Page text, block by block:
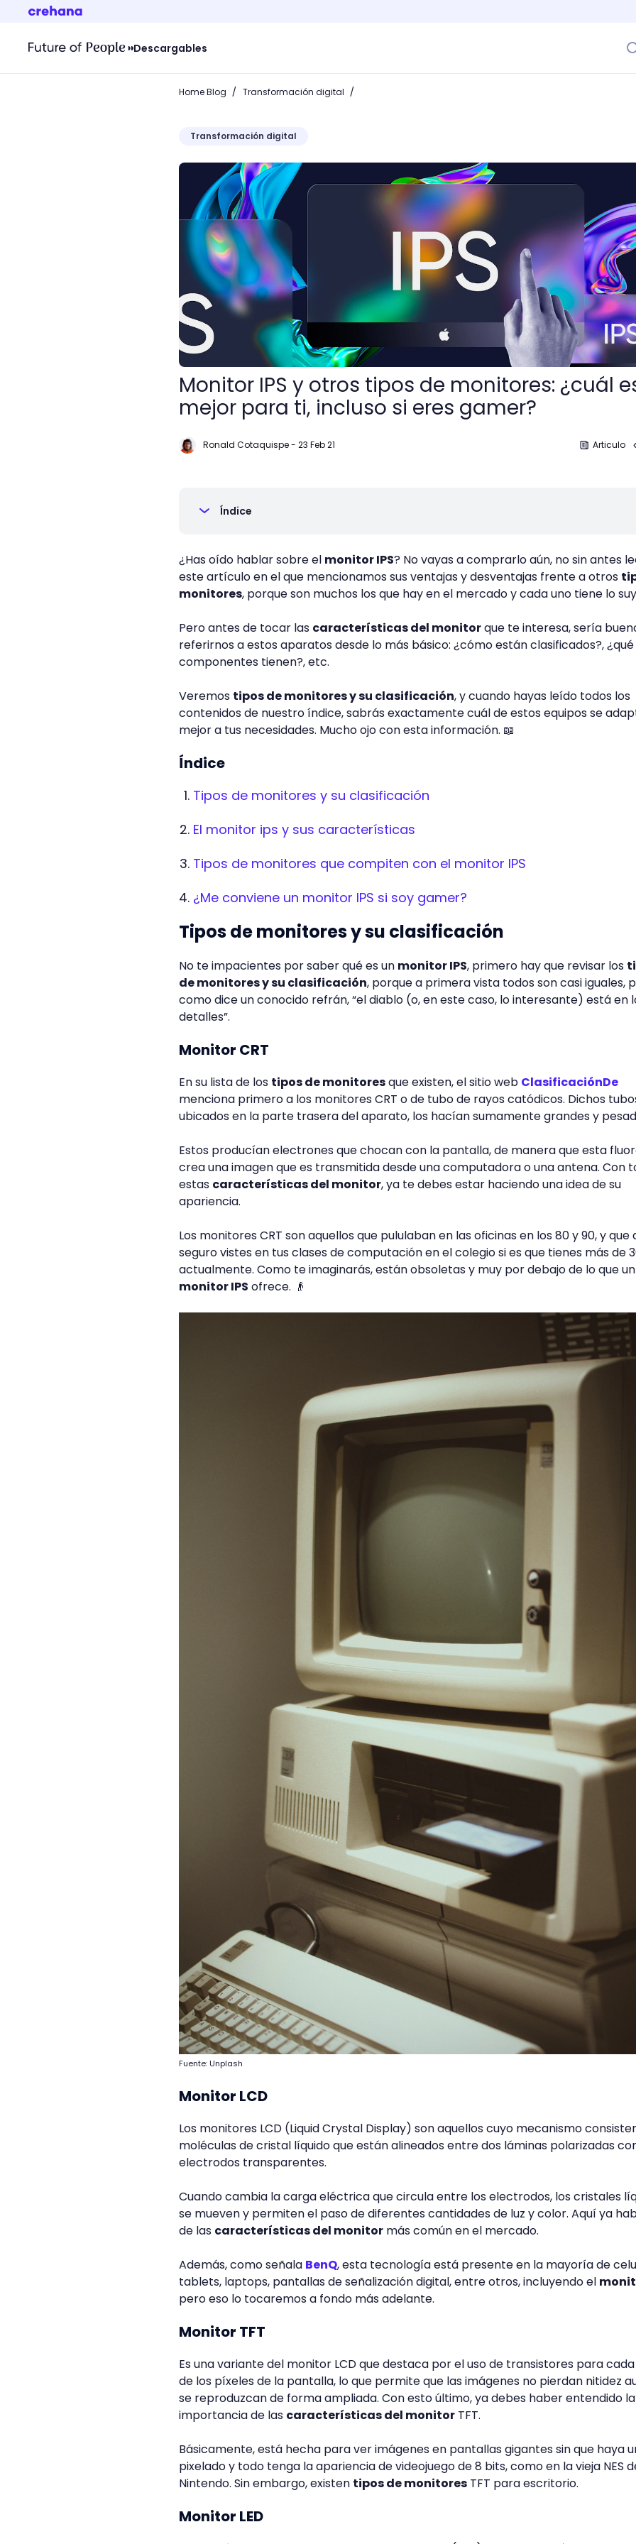
Descargables
Home Blog / Transformación digital /
Transformación digital
Monitor IPS y otros tipos de monitores: ¿cuál es el mejor para ti, incluso si eres
Monitor IPS y otros tipos de monitores: ¿cuál
mejor para ti, incluso si eres gamer?
Ronald Cotaquispe- 23 Feb 21 Articulo
Índice
¿Has oído hablar sobre el monitor IPS? No vayas a comprarlo aún, no sin antes
este artículo en el que mencionamos sus ventajas y desventajas frente a otros
monitores, porque son muchos los que hay en el mercado y cada uno tiene lo
Pero antes de tocar las características del monitorque te interesa, sería
referirnos a estos aparatos desde lo más básico: ¿cómo están clasificados?, ¿qué
componentes tienen?, etc.
Veremos tipos de monitores y su clasificación, y cuando hayas leído todos los
contenidos de nuestro índice, sabrás exactamente cuál de estos equipos se
mejor a tus necesidades. Mucho ojo con esta información. 📖
Índice
Tipos de monitores y su clasificación
El monitor ips y sus características
Tipos de monitores que compiten con el monitor IPS
¿Me conviene un monitor IPS si soy gamer?
Tipos de monitores y su clasificación
No te impacientes por saber qué es un monitor IPS, primero hay que revisar los
de monitores y su clasificación, porque a primera vista todos son casi iguales,
como dice un conocido refrán, “el diablo (o, en este caso, lo interesante) está en
detalles”.
Monitor CRT
En su lista de los tipos de monitoresque existen, el sitio web ClasificaciónDe
menciona primero a los monitores CRT o de tubo de rayos catódicos. Dichos
ubicados en la parte trasera del aparato, los hacían sumamente grandes y
Estos producían electrones que chocan con la pantalla, de manera que esta
crea una imagen que es transmitida desde una computadora o una antena. Con
estas características del monitor, ya te debes estar haciendo una idea de su
apariencia.
Los monitores CRT son aquellos que pululaban en las oficinas en los 80 y 90, y que
seguro vistes en tus clases de computación en el colegio si es que tienes más de
actualmente. Como te imaginarás, están obsoletas y muy por debajo de lo que un
monitor IPS ofrece. 👴
Fuente: Unplash
Monitor LCD
Los monitores LCD (Liquid Crystal Display) son aquellos cuyo mecanismo
moléculas de cristal líquido que están alineados entre dos láminas polarizadas
electrodos transparentes.
Cuando cambia la carga eléctrica que circula entre los electrodos, los cristales
se mueven y permiten el paso de diferentes cantidades de luz y color. Aquí ya
de las características del monitor más común en el mercado.
Además, como señala BenQ, esta tecnología está presente en la mayoría de
tablets, laptops, pantallas de señalización digital, entre otros, incluyendo el
pero eso lo tocaremos a fondo más adelante.
Monitor TFT
Es una variante del monitor LCD que destaca por el uso de transistores para
de los píxeles de la pantalla, lo que permite que las imágenes no pierdan nitidez
se reproduzcan de forma ampliada. Con esto último, ya debes haber entendido la
importancia de las características del monitor TFT.
Básicamente, está hecha para ver imágenes en pantallas gigantes sin que haya
pixelado y todo tenga la apariencia de videojuego de 8 bits, como en la vieja NES
Nintendo. Sin embargo, existen tipos de monitores TFT para escritorio.
Monitor LED